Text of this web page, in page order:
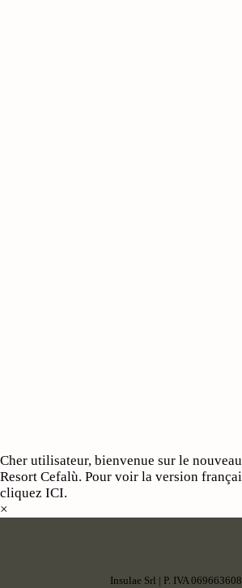
Cher utilisateur, bienvenue sur le
Resort Cefalù. Pour voir la version
cliquez ICI.
×
Insulae Srl | P. IVA